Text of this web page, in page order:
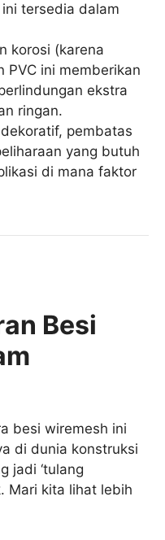
tersedia dalam
korosi (karena
PVC ini memberikan
ekstra
ringan.
pembatas
yang butuh
di mana faktor
Besi
besi wiremesh ini
di dunia konstruksi
jadi ‘tulang
Mari kita lihat lebih